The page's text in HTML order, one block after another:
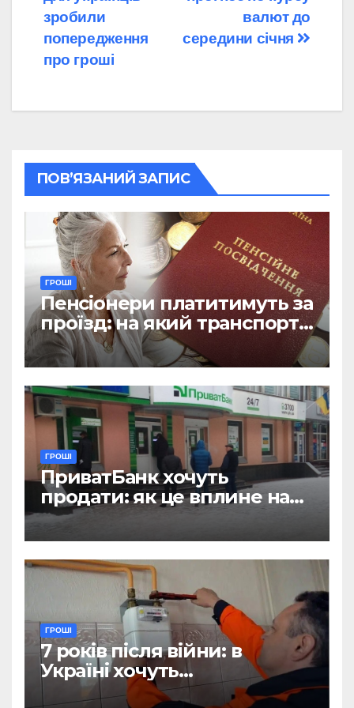
валют до
середини січня
зробили
попередження
про гроші
ПОВ’ЯЗАНИЙ ЗАПИС
ГРОШІ
Пенсіонери платитимуть за
проїзд: на який транспорт
не діятиме пільга
ГРОШІ
ПриватБанк хочуть
продати: як це вплине на
отримання зарплат, пенсій
і стипендій
ГРОШІ
7 років після війни: в
Україні хочуть
відтермінувати